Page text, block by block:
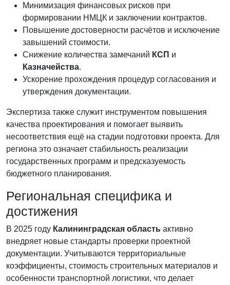
Минимизация финансовых рисков при
формировании НМЦК и заключении контрактов.
Повышение достоверности расчётов и исключение
завышений стоимости.
Снижение количества замечаний КСП и
Казначейства.
Ускорение прохождения процедур согласования и
утверждения документации.
Экспертиза также служит инструментом повышения
качества проектирования и помогает выявить
несоответствия ещё на стадии подготовки проекта. Для
региона это означает стабильность реализации
государственных программ и предсказуемость
бюджетного планирования.
Региональная специфика и
достижения
В 2025 году Калининградская область активно
внедряет новые стандарты проверки проектной
документации. Учитываются территориальные
коэффициенты, стоимость строительных материалов и
особенности транспортной логистики, что делает